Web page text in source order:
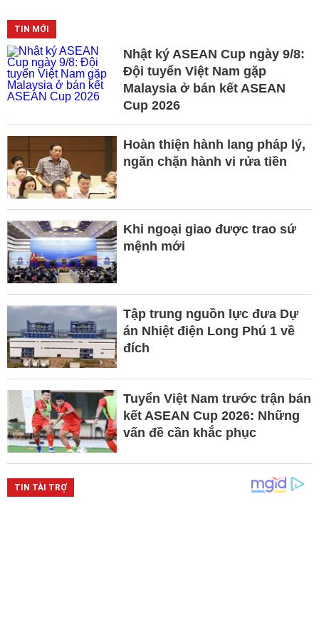
TIN MỚI
Nhật ký ASEAN Cup ngày 9/8:
Đội tuyển Việt Nam gặp
Malaysia ở bán kết ASEAN
Cup 2026
Hoàn thiện hành lang pháp lý,
ngăn chặn hành vi rửa tiền
Khi ngoại giao được trao sứ
mệnh mới
Tập trung nguồn lực đưa Dự
án Nhiệt điện Long Phú 1 về
đích
Tuyển Việt Nam trước trận bán
kết ASEAN Cup 2026: Những
vấn đề cần khắc phục